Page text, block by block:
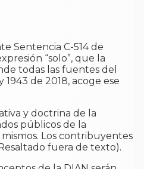
Sentencia C-514 de
“solo”, que la
todas las fuentes del
de 2018, acoge ese
y doctrina de la
públicos de la
Los contribuyentes
fuera de texto).